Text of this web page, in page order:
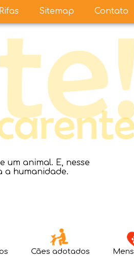
um animal. E, nesse
a humanidade.
Cães adotados
Rifas Sitemap Contato